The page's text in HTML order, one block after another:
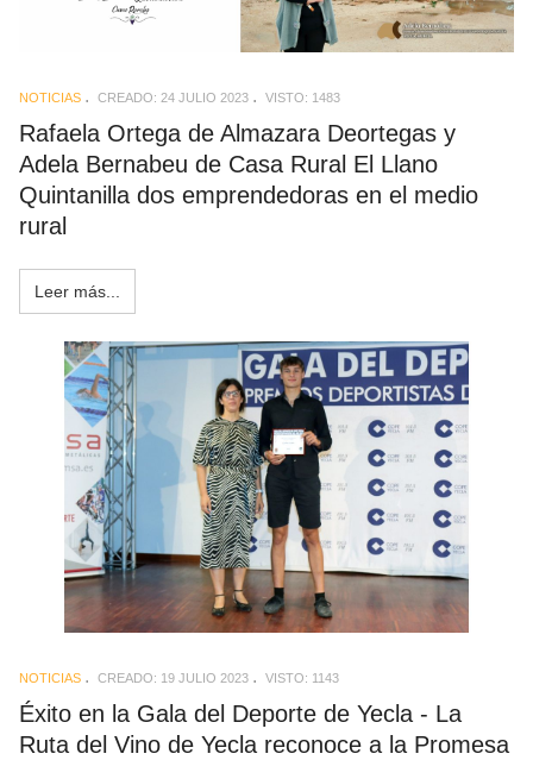
NOTICIAS CREADO: 24 JULIO 2023 VISTO: 1483
Rafaela Ortega de Almazara Deortegas y
Adela Bernabeu de Casa Rural El Llano
Quintanilla dos emprendedoras en el medio
rural
Leer más...
NOTICIAS CREADO: 19 JULIO 2023 VISTO: 1143
Éxito en la Gala del Deporte de Yecla - La
Ruta del Vino de Yecla reconoce a la Promesa